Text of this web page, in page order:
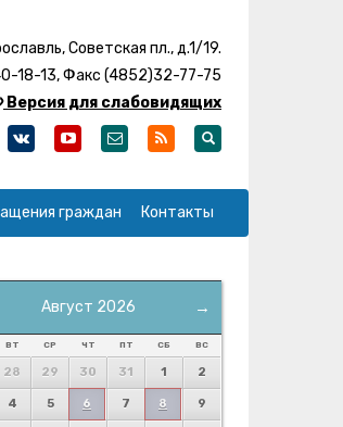
Советская пл., д.1/19.
18-13, Факс (4852)32-77-75
Версия для слабовидящих
граждан Контакты
→
Август 2026
ВТ СР ЧТ ПТ СБ ВС
28 29 30 31 1 2
4 5 6 7 8 9